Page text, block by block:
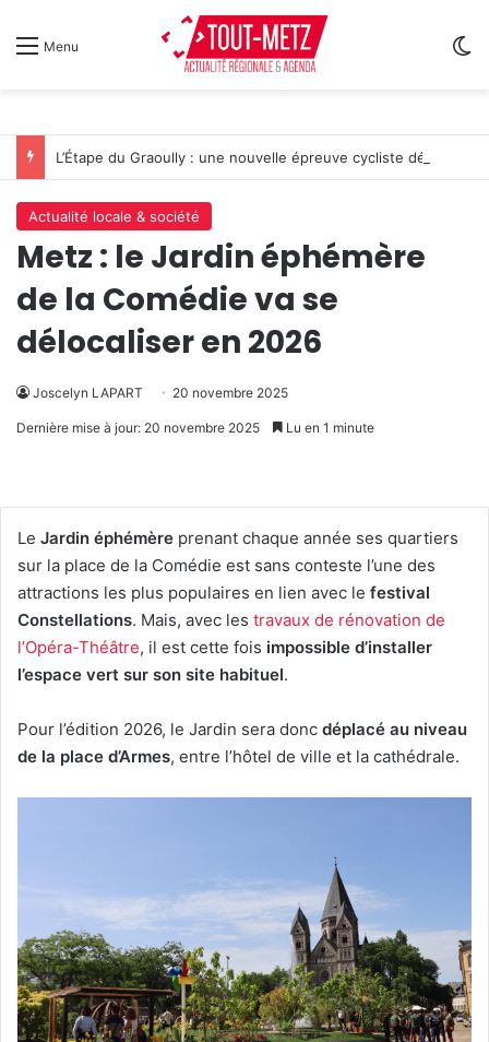
Menu
Actualité locale & société
Metz : le Jardin éphémère
de la Comédie va se
délocaliser en 2026
Joscelyn LAPART 20 novembre 2025
Dernière mise à jour: 20 novembre 2025 Lu en 1 minute
Le Jardin éphémère prenant chaque année ses quartiers
sur la place de la Comédie est sans conteste l’une des
attractions les plus populaires en lien avec le festival
Constellations. Mais, avec les travaux de rénovation de
l’Opéra-Théâtre, il est cette fois impossible d’installer
l’espace vert sur son site habituel.
Pour l’édition 2026, le Jardin sera donc déplacé au niveau
de la place d’Armes, entre l’hôtel de ville et la cathédrale.